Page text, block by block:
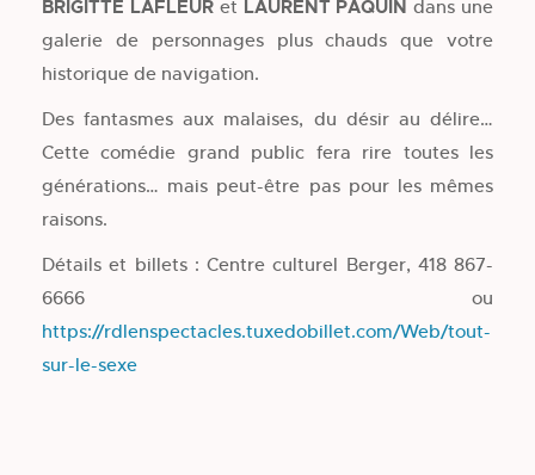
BRIGITTE LAFLEURet LAURENT PAQUIN dans une
galerie de personnages plus chauds que votre
historique de navigation.
Des fantasmes aux malaises, du désir au délire…
Cette comédie grand public fera rire toutes les
générations… mais peut-être pas pour les mêmes
raisons.
Détails et billets : Centre culturel Berger, 418 867-
6666 ou
https://rdlenspectacles.tuxedobillet.com/Web/tout-
sur-le-sexe